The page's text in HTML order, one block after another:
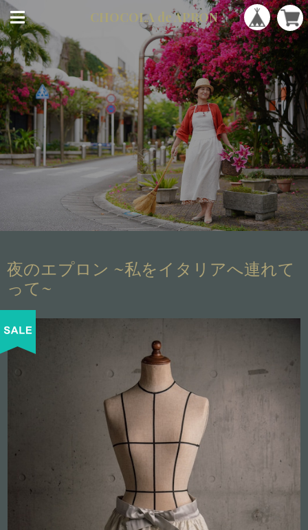
CHOCOLA de APRON
夜のエプロン ~私をイタリアへ連れて
って~